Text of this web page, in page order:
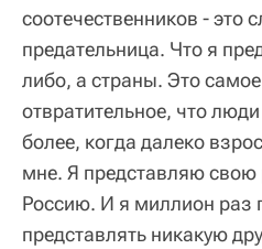
соотечественников - это
предательница. Что я
либо, а страны. Это
отвратительное, что
более, когда далеко
мне. Я представляю свою
Россию. И я миллион раз
представлять никакую